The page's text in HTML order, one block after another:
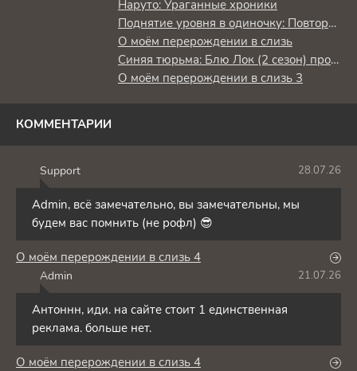
Наруто: Ураганные хроники
Поднятие уровня в одиночку: Повторное пробуждение
О моём перерождении в слизь
Синяя тюрьма: Блю Лок (2 сезон) против юношеской сборной Японии
О моём перерождении в слизь 3
КОММЕНТАРИИ
Support 28.07.26
Admin, всё замечательно, вы замечательны, мы
будем вас помнить (не рофл) 😎
О моём перерождении в слизь 4
Admin 21.07.26
Антоннн, иди. на сайте стоит 1 единственная
реклама. больше нет.
О моём перерождении в слизь 4